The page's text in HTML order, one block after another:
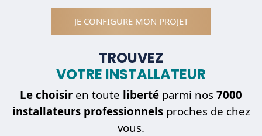
JE CONFIGURE MON PROJET
TROUVEZ
VOTRE INSTALLATEUR
Le choisir en toute liberté parmi nos 7000
installateurs professionnelsproches de chez
vous.